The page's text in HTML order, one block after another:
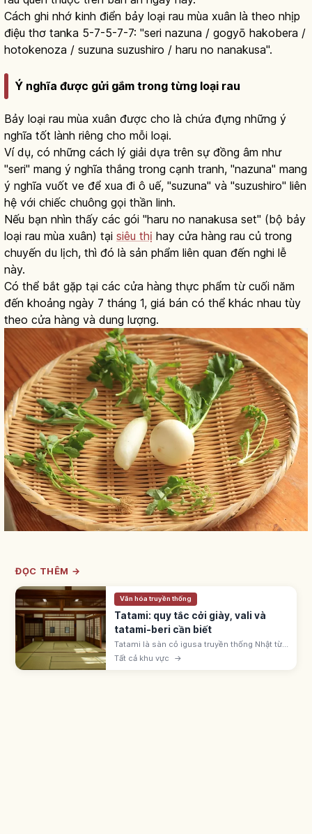
Cách ghi nhớ kinh điển bảy loại rau mùa xuân là theo nhịp
điệu thơ tanka 5-7-5-7-7: "seri nazuna / gogyō hakobera /
hotokenoza / suzuna suzushiro / haru no nanakusa".
Ý nghĩa được gửi gắm trong từng loại rau
Bảy loại rau mùa xuân được cho là chứa đựng những ý
nghĩa tốt lành riêng cho mỗi loại.
Ví dụ, có những cách lý giải dựa trên sự đồng âm như
"seri" mang ý nghĩa thắng trong cạnh tranh, "nazuna" mang
ý nghĩa vuốt ve để xua đi ô uế, "suzuna" và "suzushiro" liên
hệ với chiếc chuông gọi thần linh.
Nếu bạn nhìn thấy các gói "haru no nanakusa set" (bộ bảy
loại rau mùa xuân) tại siêu thị hay cửa hàng rau củ trong
chuyến du lịch, thì đó là sản phẩm liên quan đến nghi lễ
này.
Có thể bắt gặp tại các cửa hàng thực phẩm từ cuối năm
đến khoảng ngày 7 tháng 1, giá bán có thể khác nhau tùy
theo cửa hàng và dung lượng.
ĐỌC THÊM →
Văn hóa truyền thống
Tatami: quy tắc cởi giày, vali và
tatami-beri cần biết
Tatami là sàn cỏ igusa truyền thống Nhật từ
thời Muromachi. Cởi giày dép, không kéo
vali, tránh giẫm viền tatami-beri; mang tất
Tất cả khu vực →